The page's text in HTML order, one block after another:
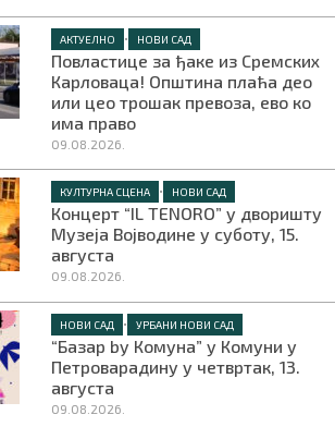
АКТУЕЛНО • НОВИ САД
Повластице за ђаке из Сремских
Карловаца! Општина плаћа део
или цео трошак превоза, ево ко
има право
09.08.2026.
КУЛТУРНА СЦЕНА • НОВИ САД
Концерт “IL TENORO” у дворишту
Музеја Војводине у суботу, 15.
августа
09.08.2026.
НОВИ САД • УРБАНИ НОВИ САД
“Базар by Комуна” у Комуни у
Петроварадину у четвртак, 13.
августа
09.08.2026.